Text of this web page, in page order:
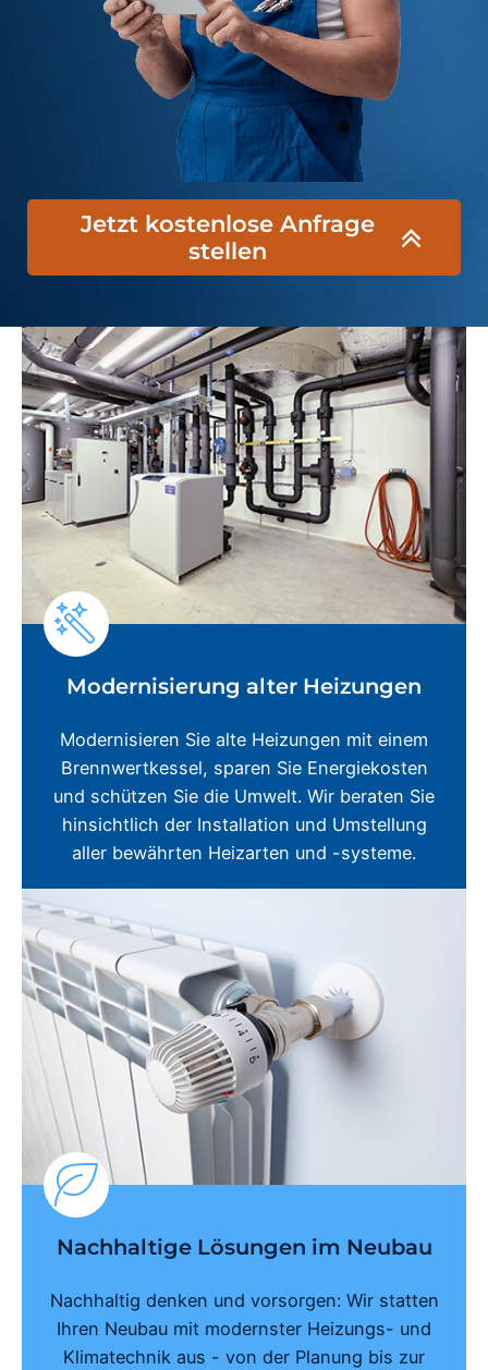
Jetzt kostenlose Anfrage
stellen
Modernisierung alter Heizungen
Modernisieren Sie alte Heizungen mit einem
Brennwertkessel, sparen Sie Energiekosten
und schützen Sie die Umwelt. Wir beraten Sie
hinsichtlich der Installation und Umstellung
aller bewährten Heizarten und -systeme.
Nachhaltige Lösungen im Neubau
Nachhaltig denken und vorsorgen: Wir statten
Ihren Neubau mit modernster Heizungs- und
Klimatechnik aus - von der Planung bis zur